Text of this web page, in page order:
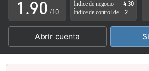
1
2
3
4
.90
1
2
3
/10
Índice de negocio
4.30
Abrir cuenta